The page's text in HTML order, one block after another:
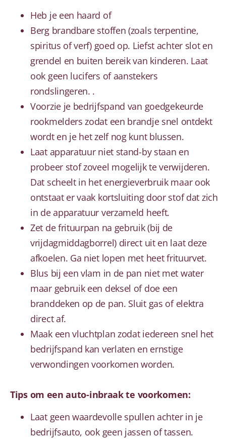
Heb je een haard of
Berg brandbare stoffen (zoals terpentine,
spiritus of verf) goed op. Liefst achter slot en
grendel en buiten bereik van kinderen. Laat
ook geen lucifers of aanstekers
rondslingeren. .
Voorzie je bedrijfspand van goedgekeurde
rookmelders zodat een brandje snel ontdekt
wordt en je het zelf nog kunt blussen.
Laat apparatuur niet stand-by staan en
probeer stof zoveel mogelijk te verwijderen.
Dat scheelt in het energieverbruik maar ook
ontstaat er vaak kortsluiting door stof dat zich
in de apparatuur verzameld heeft.
Zet de frituurpan na gebruik (bij de
vrijdagmiddagborrel) direct uit en laat deze
afkoelen. Ga niet lopen met heet frituurvet.
Blus bij een vlam in de pan niet met water
maar gebruik een deksel of doe een
branddeken op de pan. Sluit gas of elektra
direct af.
Maak een vluchtplan zodat iedereen snel het
bedrijfspand kan verlaten en ernstige
verwondingen voorkomen worden.
Tips om een auto-inbraak te voorkomen:
Laat geen waardevolle spullen achter in je
bedrijfsauto, ook geen jassen of tassen.